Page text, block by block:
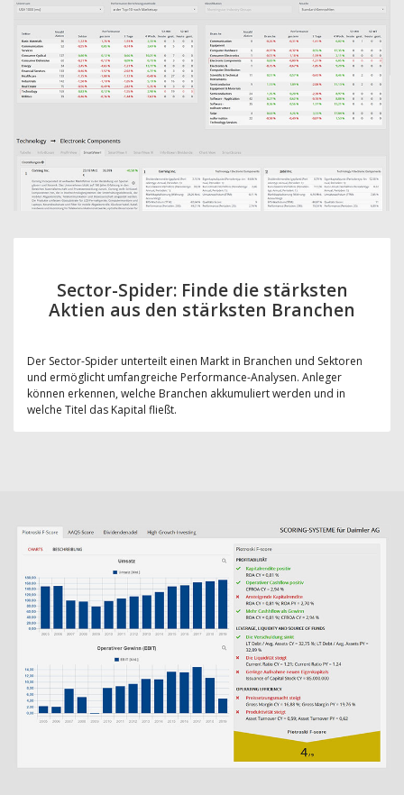
Sector-Spider: Finde die stärksten
Aktien aus den stärksten Branchen
Der Sector-Spider unterteilt einen Markt in Branchen und Sektoren
und ermöglicht umfangreiche Performance-Analysen. Anleger
können erkennen, welche Branchen akkumuliert werden und in
welche Titel das Kapital fließt.